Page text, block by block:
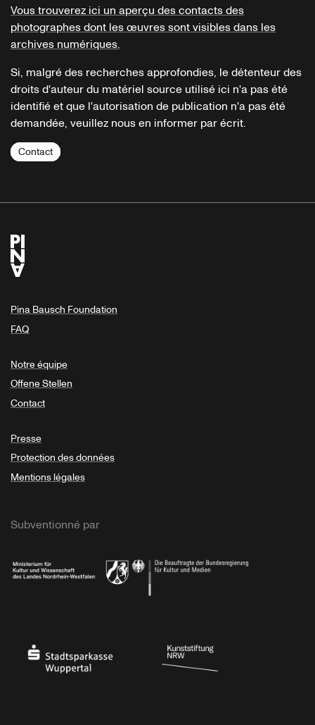
Vous trouverez ici un aperçu des contacts des
photographes dont les œuvres sont visibles dans les
archives numériques.
Si, malgré des recherches approfondies, le détenteur des
droits d'auteur du matériel source utilisé ici n'a pas été
identifié et que l'autorisation de publication n'a pas été
demandée, veuillez nous en informer par écrit.
Contact
Pina Bausch Foundation
FAQ
Notre équipe
Offene Stellen
Contact
Presse
Protection des données
Mentions légales
Subventionné par